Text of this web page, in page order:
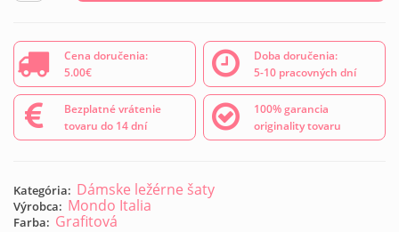
Cena doručenia:
5.00€
Doba doručenia:
5-10 pracovných dní
Bezplatné vrátenie
tovaru do 14 dní
100% garancia
originality tovaru
Kategória: Dámske ležérne šaty
Výrobca: Mondo Italia
Farba: Grafitová